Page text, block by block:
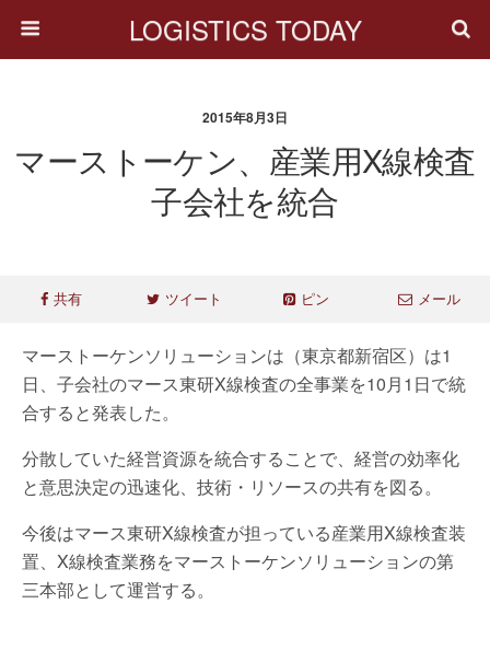
LOGISTICS TODAY
2015年8月3日
マーストーケン、産業用X線検査
子会社を統合
共有 ツイート ピン メール
マーストーケンソリューションは（東京都新宿区）は1
日、子会社のマース東研X線検査の全事業を10月1日で統
合すると発表した。
分散していた経営資源を統合することで、経営の効率化
と意思決定の迅速化、技術・リソースの共有を図る。
今後はマース東研X線検査が担っている産業用X線検査装
置、X線検査業務をマーストーケンソリューションの第
三本部として運営する。